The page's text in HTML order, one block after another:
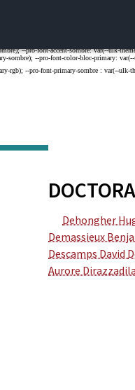
Dehongher
Demassieux
Descamps David
Aurore